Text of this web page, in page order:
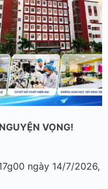
VỌNG!
ngày 14/7/2026,